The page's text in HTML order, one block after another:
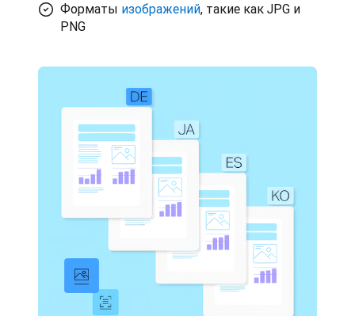
Форматы изображений, такие как JPG и
PNG